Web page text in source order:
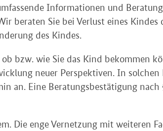
Informationen und
beraten Sie bei Verlust eines
des Kindes.
bzw. wie Sie das Kind bekommen
neuer Perspektiven. In
an. Eine Beratungsbestätigung
Die enge Vernetzung mit weiteren